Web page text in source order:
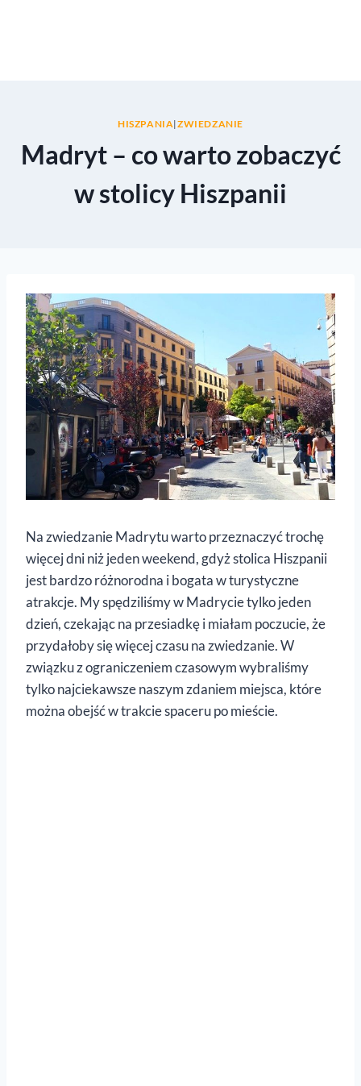
HISZPANIA|ZWIEDZANIE
Madryt – co warto zobaczyć
w stolicy Hiszpanii
Na zwiedzanie Madrytu warto przeznaczyć trochę
więcej dni niż jeden weekend, gdyż stolica Hiszpanii
jest bardzo różnorodna i bogata w turystyczne
atrakcje. My spędziliśmy w Madrycie tylko jeden
dzień, czekając na przesiadkę i miałam poczucie, że
przydałoby się więcej czasu na zwiedzanie. W
związku z ograniczeniem czasowym wybraliśmy
tylko najciekawsze naszym zdaniem miejsca, które
można obejść w trakcie spaceru po mieście.